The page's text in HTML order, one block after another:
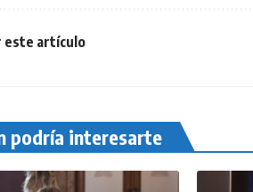
este artículo
podría interesarte